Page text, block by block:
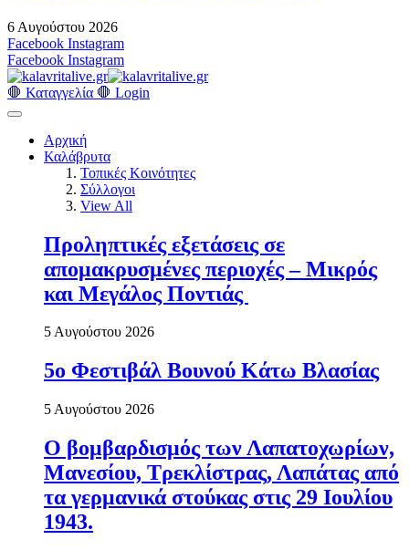
6 Αυγούστου 2026
Facebook Instagram
Facebook Instagram
🛑 Καταγγελία 🛑 Login
Αρχική
Καλάβρυτα
Τοπικές Κοινότητες
Σύλλογοι
View All
Προληπτικές εξετάσεις σε
απομακρυσμένες περιοχές – Μικρός
και Μεγάλος Ποντιάς
5 Αυγούστου 2026
5ο Φεστιβάλ Βουνού Κάτω Βλασίας
5 Αυγούστου 2026
Ο βομβαρδισμός των Λαπατοχωρίων,
Μανεσίου, Τρεκλίστρας, Λαπάτας από
τα γερμανικά στούκας στις 29 Ιουλίου
1943.